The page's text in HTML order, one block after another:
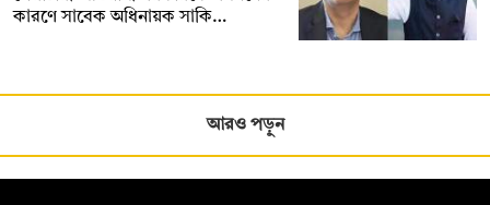
কারণে সাবেক অধিনায়ক সাকি…
আরও পড়ুন